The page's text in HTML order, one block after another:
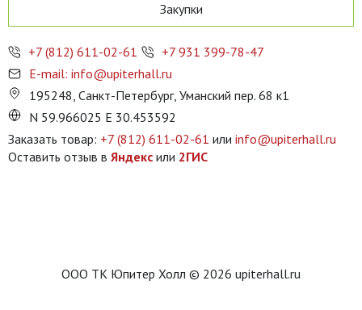
Закупки
+7 (812) 611-02-61
+7 931 399-78-47
E-mail: info@upiterhall.ru
195248, Санкт-Петербург, Уманский пер. 68 к1
N 59.966025 E 30.453592
Заказать товар: +7 (812) 611-02-61 или info@upiterhall.ru
Оставить отзыв в Яндекс или 2ГИС
ООО ТК Юпитер Холл © 2026 upiterhall.ru